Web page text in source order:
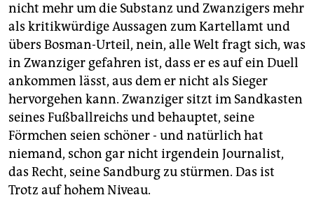
nicht mehr um die Substanz und Zwanzigers mehr
als kritikwürdige Aussagen zum Kartellamt und
übers Bosman-Urteil, nein, alle Welt fragt sich, was
in Zwanziger gefahren ist, dass er es auf ein Duell
ankommen lässt, aus dem er nicht als Sieger
hervorgehen kann. Zwanziger sitzt im Sandkasten
seines Fußballreichs und behauptet, seine
Förmchen seien schöner - und natürlich hat
niemand, schon gar nicht irgendein Journalist,
das Recht, seine Sandburg zu stürmen. Das ist
Trotz auf hohem Niveau.